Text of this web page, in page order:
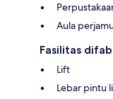
Aula
Fasilitas
Lift
Lebar pintu